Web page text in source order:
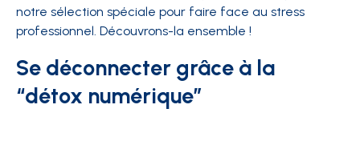
notre sélection spéciale pour faire face au stress
professionnel. Découvrons-la ensemble !
Se déconnecter grâce à la
“détox numérique”